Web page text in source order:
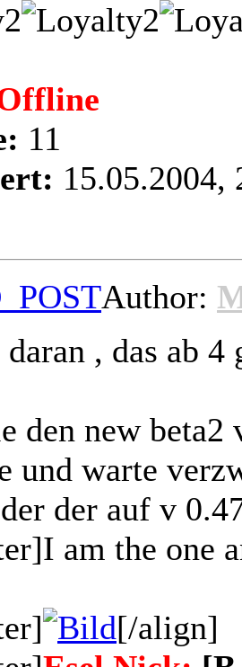
11
15.05.2004,
Author:
, das ab
den new
und warte
der auf v
am the one
[/align]